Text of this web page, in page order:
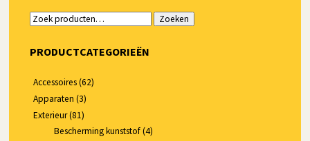
Zoeken
Zoeken
PRODUCTCATEGORIEËN
Accessoires (62)
Apparaten (3)
Exterieur(81)
Bescherming kunststof (4)